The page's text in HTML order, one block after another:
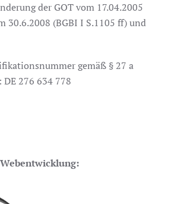
der GOT vom 17.04.2005
30.6.2008 (BGBI I S.1105 ff) und
gemäß § 27 a
276 634 778